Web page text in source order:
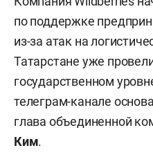
по поддержке
из-за атак на
Татарстане уже
государственном
телеграм-канале
глава объединенной
Ким.